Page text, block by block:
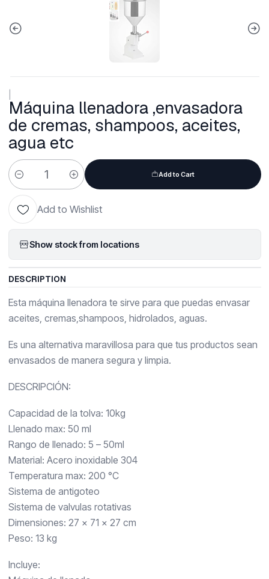
Máquina llenadora ,envasadora
de cremas, shampoos, aceites,
agua etc
Quantity
Add to Cart
Add to Wishlist
Show stock from locations
DESCRIPTION
Esta máquina llenadora te sirve para que puedas envasar
aceites, cremas,shampoos, hidrolados, aguas.
Es una alternativa maravillosa para que tus productos sean
envasados de manera segura y limpia.
DESCRIPCIÓN:
Capacidad de la tolva: 10kg
Llenado max: 50 ml
Rango de llenado: 5 – 50ml
Material: Acero inoxidable 304
Temperatura max: 200 °C
Sistema de antigoteo
Sistema de valvulas rotativas
Dimensiones: 27 x 71 x 27 cm
Peso: 13 kg
Incluye: